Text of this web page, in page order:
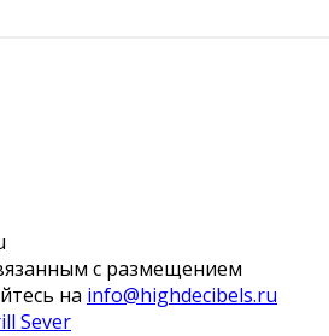
с размещением
на info@highdecibels.ru
Sever